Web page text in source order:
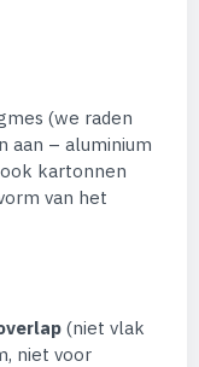
(we raden
aan – aluminium
kartonnen
van het
(niet vlak
niet voor